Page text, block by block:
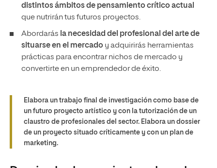
distintos ámbitos de pensamiento crítico actual
que nutrirán tus futuros proyectos.
Abordarás la necesidad del profesional del arte de
situarse en el mercado y adquirirás herramientas
prácticas para encontrar nichos de mercado y
convertirte en un emprendedor de éxito.
Elabora un trabajo final de investigación como base de
un futuro proyecto artístico y con la tutorización de un
claustro de profesionales del sector. Elabora un dossier
de un proyecto situado críticamente y con un plan de
marketing.